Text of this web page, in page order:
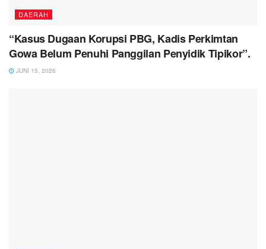
DAERAH
“Kasus Dugaan Korupsi PBG, Kadis Perkimtan
Gowa Belum Penuhi Panggilan Penyidik Tipikor”.
JUNI 15, 2026